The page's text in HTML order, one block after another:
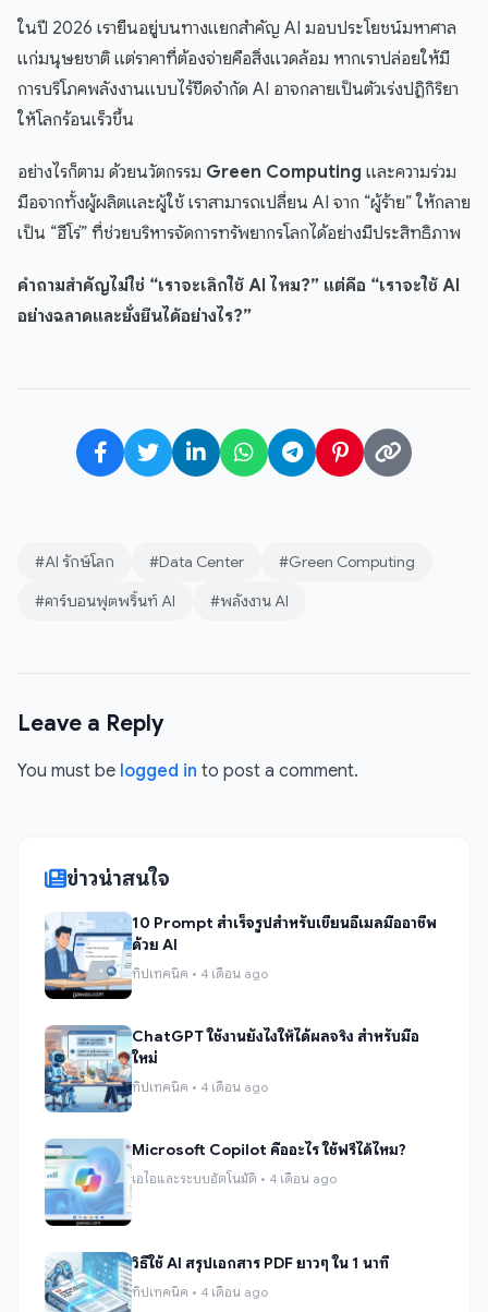
ในปี 2026 เรายืนอยู่บนทางแยกสำคัญ AI มอบประโยชน์มหาศาล
แก่มนุษยชาติ แต่ราคาที่ต้องจ่ายคือสิ่งแวดล้อม หากเราปล่อยให้มี
การบริโภคพลังงานแบบไร้ขีดจำกัด AI อาจกลายเป็นตัวเร่งปฏิกิริยา
ให้โลกร้อนเร็วขึ้น
อย่างไรก็ตาม ด้วยนวัตกรรม Green Computing และความร่วม
มือจากทั้งผู้ผลิตและผู้ใช้ เราสามารถเปลี่ยน AI จาก “ผู้ร้าย” ให้กลาย
เป็น “ฮีโร่” ที่ช่วยบริหารจัดการทรัพยากรโลกได้อย่างมีประสิทธิภาพ
คำถามสำคัญไม่ใช่ “เราจะเลิกใช้ AI ไหม?” แต่คือ “เราจะใช้ AI
อย่างฉลาดและยั่งยืนได้อย่างไร?”
#AI รักษ์โลก #Data Center
#Green Computing
#คาร์บอนฟุตพริ้นท์ AI
#พลังงาน AI
Leave a Reply
You must be logged in to post a comment.
ข่าวน่าสนใจ
10 Prompt สำเร็จรูปสำหรับเขียนอีเมลมืออาชีพ
ด้วย AI
ทิปเทคนิค • 4 เดือน ago
ChatGPT ใช้งานยังไงให้ได้ผลจริง สำหรับมือ
ใหม่
ทิปเทคนิค • 4 เดือน ago
Microsoft Copilot คืออะไร ใช้ฟรีได้ไหม?
เอไอและระบบอัตโนมัติ • 4 เดือน ago
วิธีใช้ AI สรุปเอกสาร PDF ยาวๆ ใน 1 นาที
ทิปเทคนิค • 4 เดือน ago